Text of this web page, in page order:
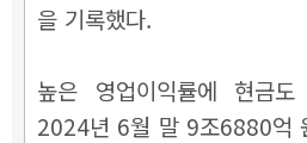
을 기록했다.
높은 영업이익률에 현금
2024년 6월 말 9조6880억